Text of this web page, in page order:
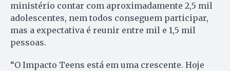
ministério contar com aproximadamente 2,5 mil
adolescentes, nem todos conseguem participar,
mas a expectativa é reunir entre mil e 1,5 mil
pessoas.
“O Impacto Teens está em uma crescente. Hoje